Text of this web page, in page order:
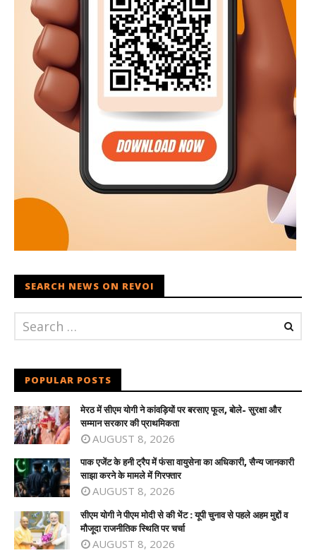
SEARCH NEWS ON REVOI
POPULAR POSTS
मेरठ में सीएम योगी ने कांवड़ियों पर बरसाए फूल, बोले- सुरक्षा और
सम्मान सरकार की प्राथमिकता
AUGUST 8, 2026
पाक एजेंट के हनी ट्रैप में फंसा वायुसेना का अधिकारी, सैन्य जानकारी
साझा करने के मामले में गिरफ्तार
AUGUST 8, 2026
सीएम योगी ने पीएम मोदी से की भेंट : यूपी चुनाव से पहले अहम मुद्दों व
मौजूदा राजनीतिक स्थिति पर चर्चा
AUGUST 8, 2026